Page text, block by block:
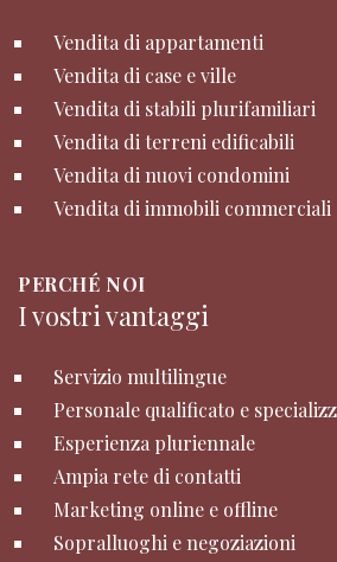
Vendita di appartamenti
Vendita di case e ville
Vendita di stabili plurifamiliari
Vendita di terreni edificabili
Vendita di nuovi condomini
Vendita di immobili commerciali
PERCHÉ NOI
I vostri vantaggi
Servizio multilingue
Personale qualificato e
Esperienza pluriennale
Ampia rete di contatti
Marketing online e offline
Sopralluoghi e negoziazioni